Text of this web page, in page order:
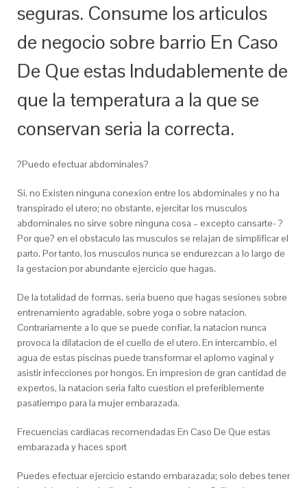
seguras. Consume los arti­culos
de negocio sobre barrio En Caso
De Que estas Indudablemente de
que la temperatura a la que se
conservan seri­a la correcta.
?Puedo efectuar abdominales?
Si, no Existen ninguna conexion entre los abdominales y no ha
transpirado el utero; no obstante, ejercitar los musculos
abdominales no sirve sobre ninguna cosa – excepto cansarte- ?
Por que? en el obstaculo las musculos se relajan de simplificar el
parto. Por tanto, los musculos nunca se endurezcan a lo largo de
la gestacion por abundante ejercicio que hagas.
De la totalidad de formas, seri­a bueno que hagas sesiones sobre
entrenamiento agradable, sobre yoga o sobre natacion.
Contrariamente a lo que se puede confiar, la natacion nunca
provoca la dilatacion de el cuello de el utero. En intercambio, el
agua de estas piscinas puede transformar el aplomo vaginal y
asistir infecciones por hongos. En impresion de gran cantidad de
expertos, la natacion seri­a falto cuestion el preferiblemente
pasatiempo para la mujer embarazada.
Frecuencias cardiacas recomendadas En Caso De Que estas
embarazada y haces sport
Puedes efectuar ejercicio estando embarazada; solo debes tener